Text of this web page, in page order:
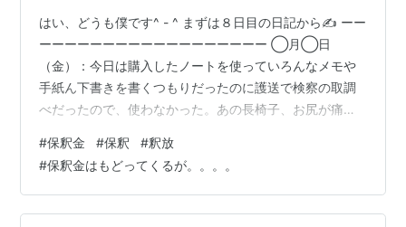
はい、どうも僕です^ - ^ まずは８日目の日記から✍️ ーー
ーーーーーーーーーーーーーーーーーー ◯月◯日
（金）：今日は購入したノートを使っていろんなメモや
手紙ん下書きを書くつもりだったのに護送で検察の取調
べだったので、使わなかった。あの長椅子、お尻が痛く
事だと言ってきた検事から初めて取調べを受けた。話し
方が人情っぽいせいもあってか話しているうちに涙が出
てしまった。 「言っている事に照合がとれれば情状も考
える」と言っていた。 本当に人情的だった。 ーーーーー
#保釈金 #保釈 #釈放
#保釈金はもどってくるが。。。。